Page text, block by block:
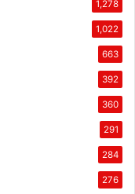
1,278
1,022
663
392
360
291
284
276